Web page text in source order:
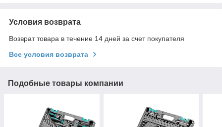
Условия возврата
Возврат товара в течение 14 дней за счет покупателя
Все условия возврата
Подобные товары компании